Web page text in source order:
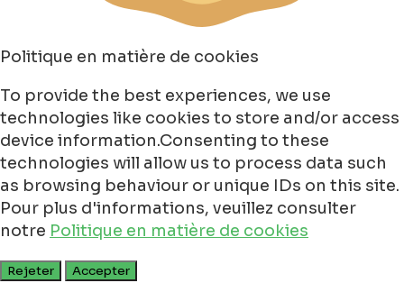
Politique en matière de cookies
To provide the best experiences, we use
technologies like cookies to store and/or access
device information.Consenting to these
technologies will allow us to process data such
as browsing behaviour or unique IDs on this site.
Pour plus d'informations, veuillez consulter
notre Politique en matière de cookies
Rejeter
Accepter